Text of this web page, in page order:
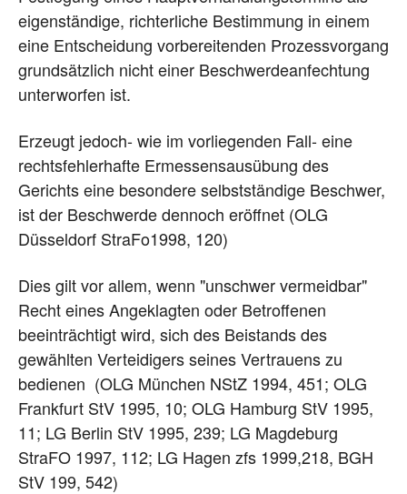
eigenständige, richterliche Bestimmung in einem
eine Entscheidung vorbereitenden Prozessvorgang
grundsätzlich nicht einer Beschwerdeanfechtung
unterworfen ist.
Erzeugt jedoch- wie im vorliegenden Fall- eine
rechtsfehlerhafte Ermessensausübung des
Gerichts eine besondere selbstständige Beschwer,
ist der Beschwerde dennoch eröffnet (OLG
Düsseldorf StraFo1998, 120)
Dies gilt vor allem, wenn "unschwer vermeidbar"
Recht eines Angeklagten oder Betroffenen
beeinträchtigt wird, sich des Beistands des
gewählten Verteidigers seines Vertrauens zu
bedienen (OLG München NStZ 1994, 451; OLG
Frankfurt StV 1995, 10; OLG Hamburg StV 1995,
11; LG Berlin StV 1995, 239; LG Magdeburg
StraFO 1997, 112; LG Hagen zfs 1999,218, BGH
StV 199, 542)